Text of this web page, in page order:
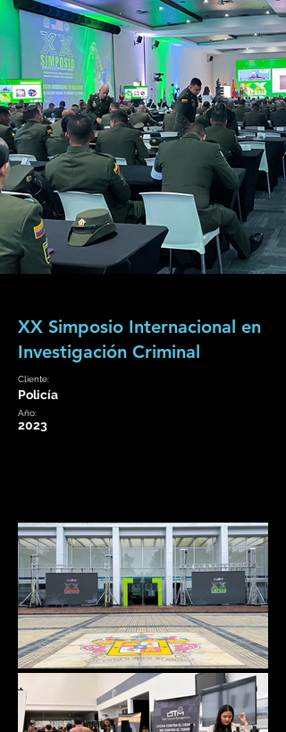
XX Simposio Internacional en
Investigación Criminal
Cliente:
Policía
Año:
2023